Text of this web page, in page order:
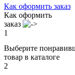
Как оформить заказ
Как оформить
заказ
1
Выберите
товар в каталоге
2